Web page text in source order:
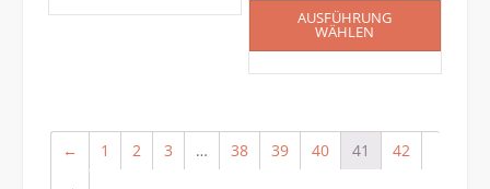
AUSFÜHRUNG
WÄHLEN
← 1 2 3 … 38 39 40 41
42